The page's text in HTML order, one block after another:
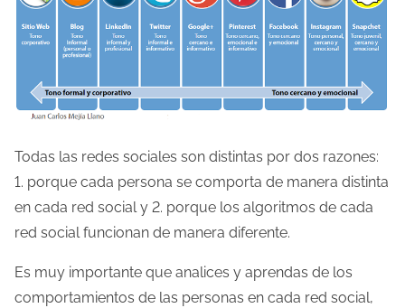
Todas las redes sociales son distintas por dos razones:
1. porque cada persona se comporta de manera distinta
en cada red social y 2. porque los algoritmos de cada
red social funcionan de manera diferente.
Es muy importante que analices y aprendas de los
comportamientos de las personas en cada red social,